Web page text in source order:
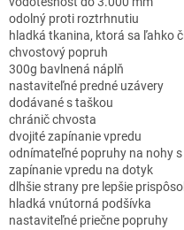
odolný proti roztrhnutiu
hladká tkanina, ktorá sa ľahko
chvostový popruh
300g bavlnená náplň
nastaviteľné predné uzávery
dodávané s taškou
chránič chvosta
dvojité zapínanie vpredu
odnímateľné popruhy na nohy
zapínanie vpredu na dotyk
dlhšie strany pre lepšie
hladká vnútorná podšívka
nastaviteľné priečne popruhy